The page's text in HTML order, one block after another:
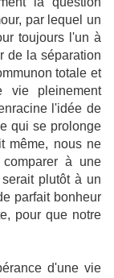
par lequel un
toujours l'un à
de la séparation
totale et
vie pleinement
l'idée de
qui se prolonge
même, nous ne
à une
plutôt à un
parfait bonheur
pour que notre
d'une vie